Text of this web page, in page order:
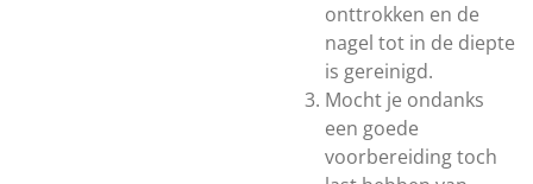
onttrokken en de
nagel tot in de diepte
is gereinigd.
Mocht je ondanks
een goede
voorbereiding toch